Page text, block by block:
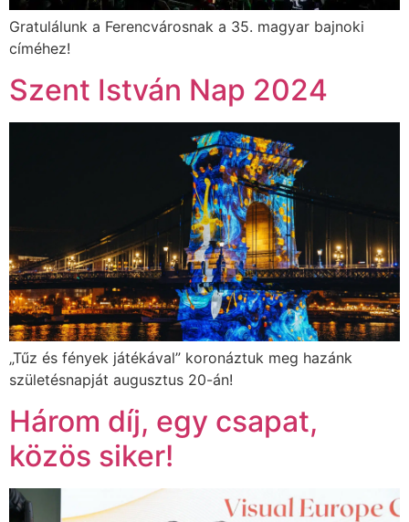
Gratulálunk a Ferencvárosnak a 35. magyar bajnoki
címéhez!
Szent István Nap 2024
„Tűz és fények játékával” koronáztuk meg hazánk
születésnapját augusztus 20-án!
Három díj, egy csapat,
közös siker!